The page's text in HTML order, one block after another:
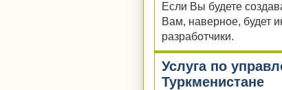
Если Вы будете
Вам, наверное, будет
разработчики.
Услуга по
Туркменистане